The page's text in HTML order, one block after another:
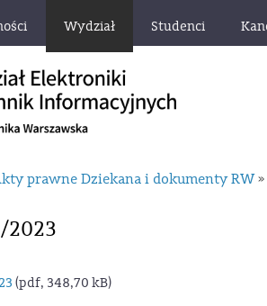
Wydział Studenci
prawne Dziekana i dokumenty RW »
2023
(pdf, 348,70 kB)